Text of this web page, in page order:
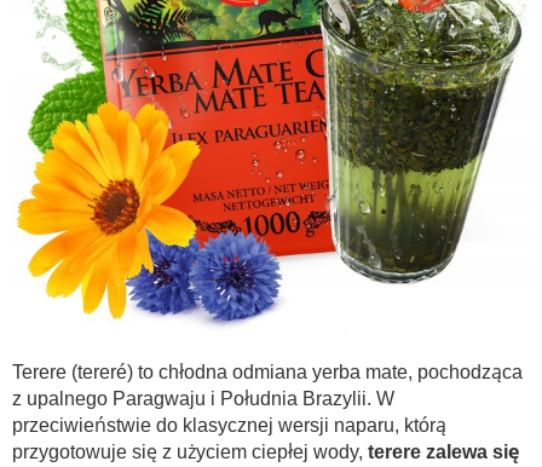
Terere (tereré) to chłodna odmiana yerba mate, pochodząca
z upalnego Paragwaju i Południa Brazylii. W
przeciwieństwie do klasycznej wersji naparu, którą
przygotowuje się z użyciem ciepłej wody, terere zalewa się